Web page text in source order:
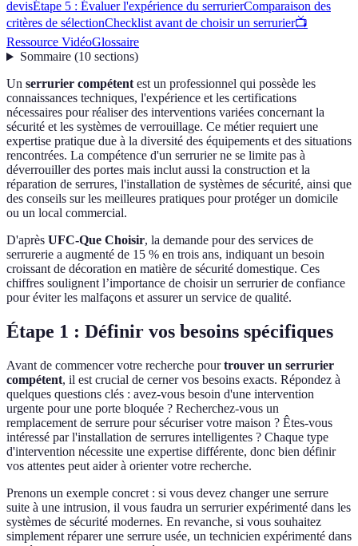
devisÉtape 5 : Évaluer l'expérience du serrurierComparaison des
critères de sélectionChecklist avant de choisir un serrurier📺
Ressource VidéoGlossaire
Sommaire(10 sections)
Un serrurier compétentest un professionnel qui possède les
connaissances techniques, l'expérience et les certifications
nécessaires pour réaliser des interventions variées concernant la
sécurité et les systèmes de verrouillage. Ce métier requiert une
expertise pratique due à la diversité des équipements et des situations
rencontrées. La compétence d'un serrurier ne se limite pas à
déverrouiller des portes mais inclut aussi la construction et la
réparation de serrures, l'installation de systèmes de sécurité, ainsi que
des conseils sur les meilleures pratiques pour protéger un domicile
ou un local commercial.
D'après UFC-Que Choisir, la demande pour des services de
serrurerie a augmenté de 15 % en trois ans, indiquant un besoin
croissant de décoration en matière de sécurité domestique. Ces
chiffres soulignent l’importance de choisir un serrurier de confiance
pour éviter les malfaçons et assurer un service de qualité.
Étape 1 : Définir vos besoins spécifiques
Avant de commencer votre recherche pourtrouver un serrurier
compétent, il est crucial de cerner vos besoins exacts. Répondez à
quelques questions clés : avez-vous besoin d'une intervention
urgente pour une porte bloquée ? Recherchez-vous un
remplacement de serrure pour sécuriser votre maison ? Êtes-vous
intéressé par l'installation de serrures intelligentes ? Chaque type
d'intervention nécessite une expertise différente, donc bien définir
vos attentes peut aider à orienter votre recherche.
Prenons un exemple concret : si vous devez changer une serrure
suite à une intrusion, il vous faudra un serrurier expérimenté dans les
systèmes de sécurité modernes. En revanche, si vous souhaitez
simplement réparer une serrure usée, un technicien expérimenté dans